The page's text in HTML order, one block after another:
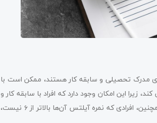
که سن آن‌ها بالاتر از 30 سال است و دارای مدرک تحصیلی و سابقه کار هستند، ممکن است با
این امکان وجود دارد که افراد با سابقه کار و
تحصیلات موفق در دیگر زمینه‌ها هدف اصلی‌شان از تحصیل را به چالش بکشند. همچنین، افرادی که نمره آیلتس آن‌ها بالاتر از ۶ نیست،